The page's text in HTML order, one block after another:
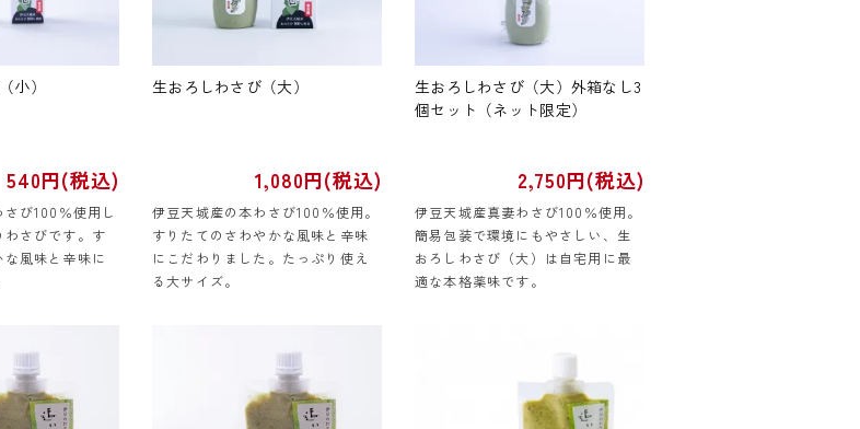
小）
540円(税込)
び100％使用し
さびです。す
な風味と辛味に
生おろしわさび（大）
1,080円(税込)
伊豆天城産の本わさび100％使用。
すりたてのさわやかな風味と辛味
にこだわりました。たっぷり使え
る大サイズ。
生おろしわさび（大）外箱なし3
個セット（ネット限定）
2,750円(税込)
伊豆天城産真妻わさび100％使用。
簡易包装で環境にもやさしい、生
おろしわさび（大）は自宅用に最
適な本格薬味です。